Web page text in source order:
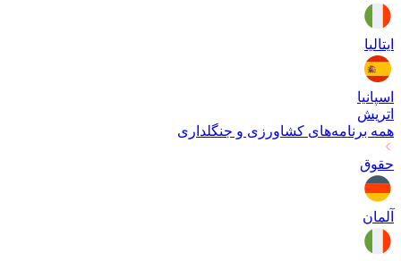
ایتالیا
اسپانیا
اتریش
همه برنامه‌های کشاورزی و جنگلداری
حقوق
آلمان